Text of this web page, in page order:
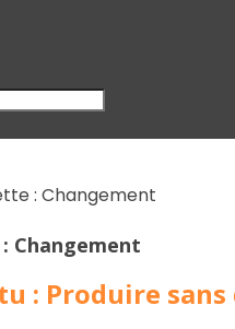
: Changement
Changement
: Produire